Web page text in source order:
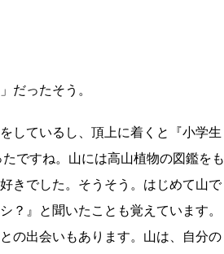
だったそう。
しているし、頂上に着くと『小学生
ですね。山には高山植物の図鑑をも
きでした。そうそう。はじめて山で
？』と聞いたことも覚えています。
の出会いもあります。山は、自分の